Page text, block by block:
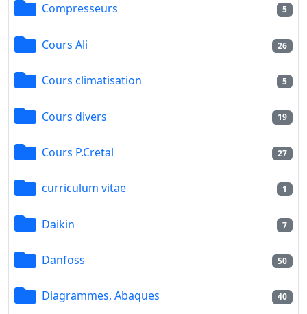
Compresseurs 5
Cours Ali 26
Cours climatisation 5
Cours divers 19
Cours P.Cretal 27
curriculum vitae 1
Daikin 7
Danfoss 50
Diagrammes, Abaques 40